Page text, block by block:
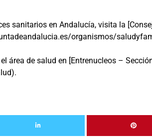
sanitarios en Andalucía, visita la
organismos/
área de salud en [Entrenucleos –